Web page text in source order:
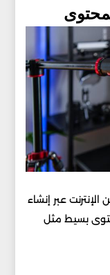
عبر إنشاء
بسيط مثل